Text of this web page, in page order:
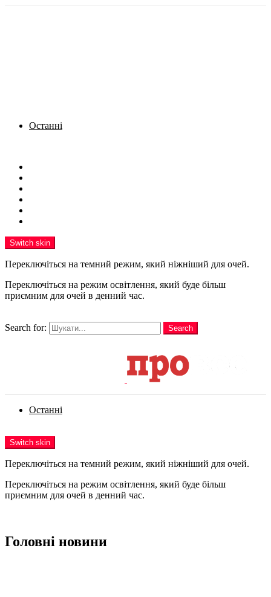
Останні
Switch skin
Переключіться на темний режим, який ніжніший для очей.
Переключіться на режим освітлення, який буде більш
приємним для очей в денний час.
Search for:
Search
Останні
Switch skin
Переключіться на темний режим, який ніжніший для очей.
Переключіться на режим освітлення, який буде більш
приємним для очей в денний час.
Головні новини